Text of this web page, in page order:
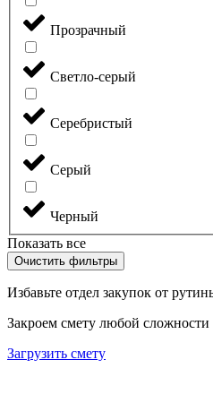
Прозрачный
Светло-серый
Серебристый
Серый
Черный
Показать все
Очистить фильтры
Избавьте отдел закупок от
Закроем смету любой
Загрузить смету